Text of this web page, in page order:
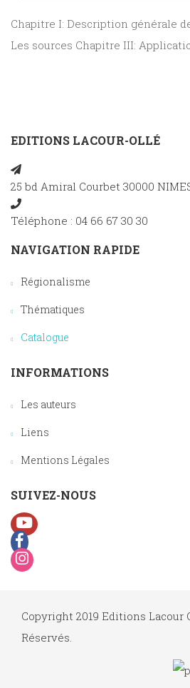
Chapitre I: Description générale
Les sources Chapitre III:
EDITIONS LACOUR-OLLÉ
25 bd Amiral Courbet 30000
Téléphone : 04 66 67 30 30
NAVIGATION RAPIDE
Régionalisme
Thématiques
Catalogue
INFORMATIONS
Les auteurs
Liens
Mentions Légales
SUIVEZ-NOUS
Copyright 2019 Editions Lacour
Réservés.